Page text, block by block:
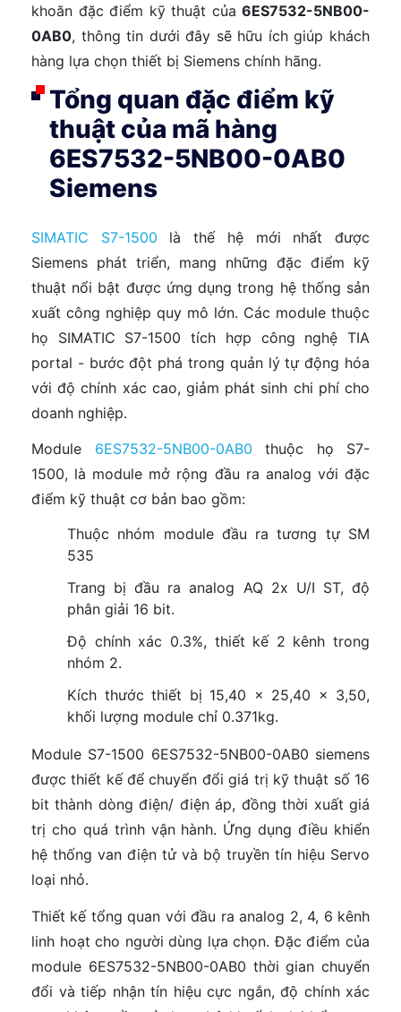
khoăn đặc điểm kỹ thuật của 6ES7532-5NB00-
0AB0, thông tin dưới đây sẽ hữu ích giúp khách
hàng lựa chọn thiết bị Siemens chính hãng.
Tổng quan đặc điểm kỹ
thuật của mã hàng
6ES7532-5NB00-0AB0
Siemens
SIMATIC S7-1500 là thế hệ mới nhất được
Siemens phát triển, mang những đặc điểm kỹ
thuật nổi bật được ứng dụng trong hệ thống sản
xuất công nghiệp quy mô lớn. Các module thuộc
họ SIMATIC S7-1500 tích hợp công nghệ TIA
portal - bước đột phá trong quản lý tự động hóa
với độ chính xác cao, giảm phát sinh chi phí cho
doanh nghiệp.
Module 6ES7532-5NB00-0AB0 thuộc họ S7-
1500, là module mở rộng đầu ra analog với đặc
điểm kỹ thuật cơ bản bao gồm:
Thuộc nhóm module đầu ra tương tự SM
535
Trang bị đầu ra analog AQ 2x U/I ST, độ
phân giải 16 bit.
Độ chính xác 0.3%, thiết kế 2 kênh trong
nhóm 2.
Kích thước thiết bị 15,40 x 25,40 x 3,50,
khối lượng module chỉ 0.371kg.
Module S7-1500 6ES7532-5NB00-0AB0 siemens
được thiết kế để chuyển đổi giá trị kỹ thuật số 16
bit thành dòng điện/ điện áp, đồng thời xuất giá
trị cho quá trình vận hành. Ứng dụng điều khiển
hệ thống van điện tử và bộ truyền tín hiệu Servo
loại nhỏ.
Thiết kế tổng quan với đầu ra analog 2, 4, 6 kênh
linh hoạt cho người dùng lựa chọn. Đặc điểm của
module 6ES7532-5NB00-0AB0 thời gian chuyển
đổi và tiếp nhận tín hiệu cực ngắn, độ chính xác